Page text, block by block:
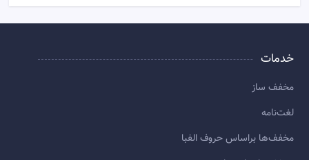
خدمات
مخفف ساز
لغت‌نامه
مخفف‌ها براساس حروف الفبا